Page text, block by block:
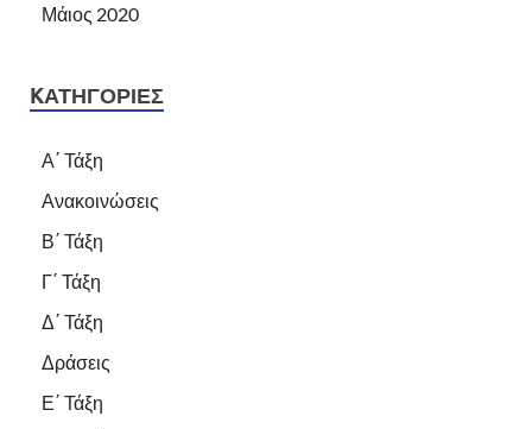
Μάιος 2020
KΑΤΗΓΟΡΊΕΣ
Α΄ Τάξη
Ανακοινώσεις
Β΄ Τάξη
Γ΄ Τάξη
Δ΄ Τάξη
Δράσεις
Ε΄ Τάξη